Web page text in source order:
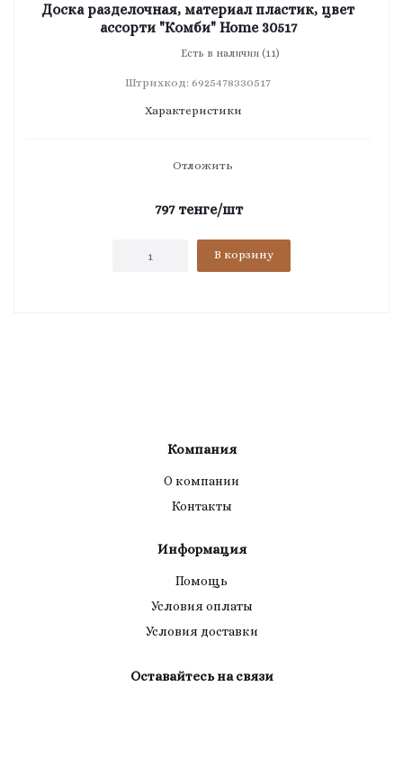
Доска разделочная, материал пластик, цвет
ассорти "Комби" Home 30517
Есть в наличии (11)
Штрихкод: 6925478330517
Характеристики
Отложить
797тенге/шт
В корзину
Компания
О компании
Контакты
Информация
Помощь
Условия оплаты
Условия доставки
Оставайтесь на связи